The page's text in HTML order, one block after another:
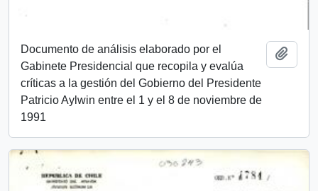
Documento de análisis elaborado por el
Gabinete Presidencial que recopila y evalúa
críticas a la gestión del Gobierno del Presidente
Patricio Aylwin entre el 1 y el 8 de noviembre de
1991